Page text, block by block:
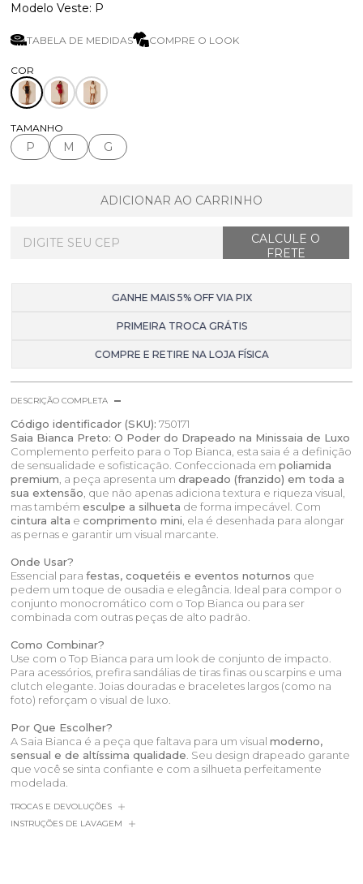
P
TABELA DE MEDIDAS COMPRE O LOOK
TAMANHO
P M G
ADICIONAR AO CARRINHO
GANHE MAIS 5% OFF VIA PIX
PRIMEIRA TROCA GRÁTIS
COMPRE E RETIRE NA LOJA FÍSICA
DESCRIÇÃO COMPLETA
Código identificador (SKU): 750171
Saia Bianca Preto: O Poder do Drapeado na Minissaia de Luxo
Complemento perfeito para o Top Bianca, esta saia é a definição
de sensualidade e sofisticação. Confeccionada empoliamida
premium, a peça apresenta umdrapeado (franzido) em toda a
sua extensão, que não apenas adiciona textura e riqueza visual,
mas tambémesculpe a silhueta de forma impecável. Com
cintura alta ecomprimento mini, ela é desenhada para alongar
as pernas e garantir um visual marcante.
Onde Usar?
Essencial parafestas, coquetéis e eventos noturnos que
pedem um toque de ousadia e elegância. Ideal para compor o
conjunto monocromático com o Top Bianca ou para ser
combinada com outras peças de alto padrão.
Como Combinar?
Use com o Top Bianca para um look de conjunto de impacto.
Para acessórios, prefira sandálias de tiras finas ou scarpins e uma
clutch elegante. Joias douradas e braceletes largos (como na
foto) reforçam o visual de luxo.
Por Que Escolher?
A Saia Bianca é a peça que faltava para um visualmoderno,
sensual e de altíssima qualidade. Seu design drapeado garante
que você se sinta confiante e com a silhueta perfeitamente
modelada.
TROCAS E DEVOLUÇÕES
INSTRUÇÕES DE LAVAGEM